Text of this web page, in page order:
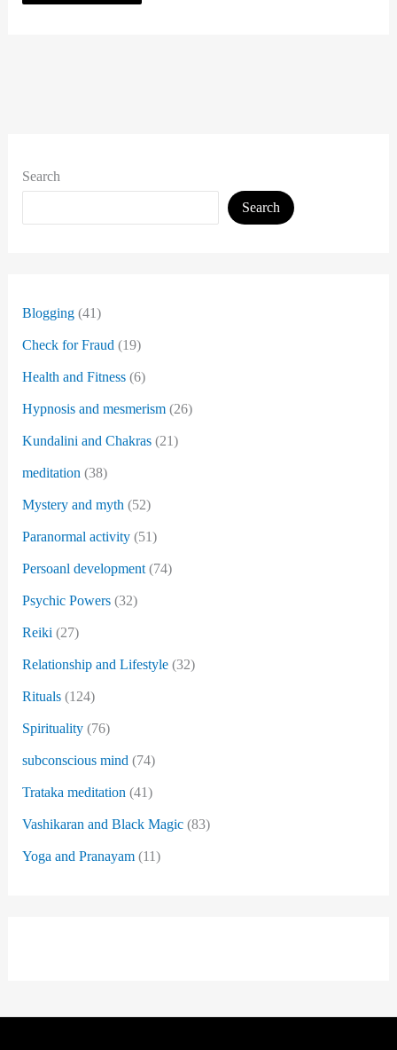
Search
Search
Blogging(41)
Check for Fraud (19)
Health and Fitness(6)
Hypnosis and mesmerism(26)
Kundalini and Chakras(21)
meditation (38)
Mystery and myth (52)
Paranormal activity(51)
Persoanl development(74)
Psychic Powers(32)
Reiki (27)
Relationship and Lifestyle(32)
Rituals(124)
Spirituality(76)
subconscious mind (74)
Trataka meditation (41)
Vashikaran and Black Magic(83)
Yoga and Pranayam(11)